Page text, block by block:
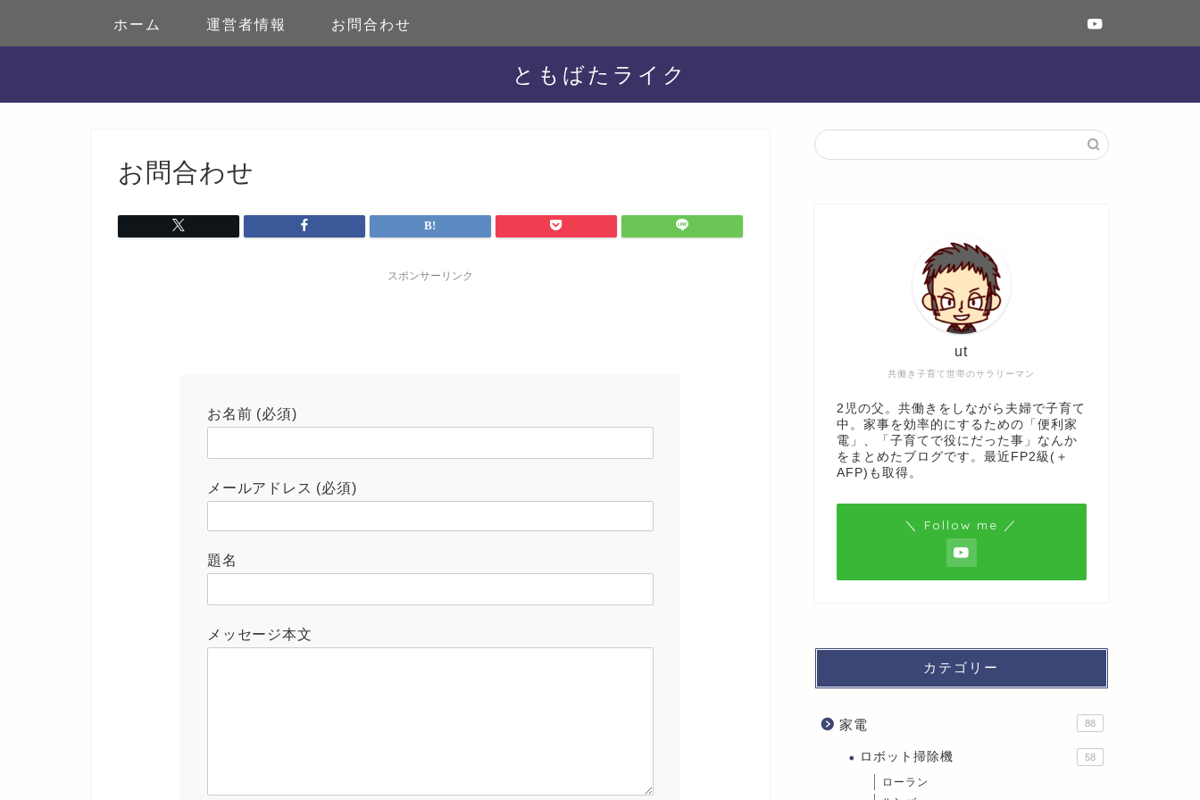
ホーム 運営者情報 お問合わせ
ともばたライク
お問合わせ
スポンサーリンク
お名前 (必須)
メールアドレス (必須)
題名
メッセージ本文
共働き子育て世帯のサラリーマン
ut
2児の父。共働きをしながら夫婦で子育て
中。家事を効率的にするための「便利家
電」、「子育てで役にだった事」なんか
をまとめたブログです。最近FP2級(＋
AFP)も取得。
＼ Follow me ／
カテゴリー
家電 88
ロボット掃除機 58
ローラン